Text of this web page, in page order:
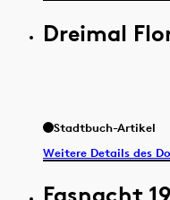
Dreimal
Stadtbuch-Artikel
Weitere Details des
Fasnacht